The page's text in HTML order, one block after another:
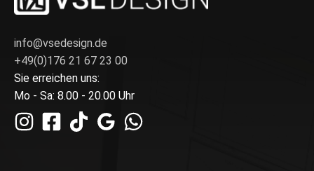
info@vsedesign.de
+49(0)176 21 67 23 00
Sie erreichen uns:
Mo - Sa: 8.00 - 20.00 Uhr